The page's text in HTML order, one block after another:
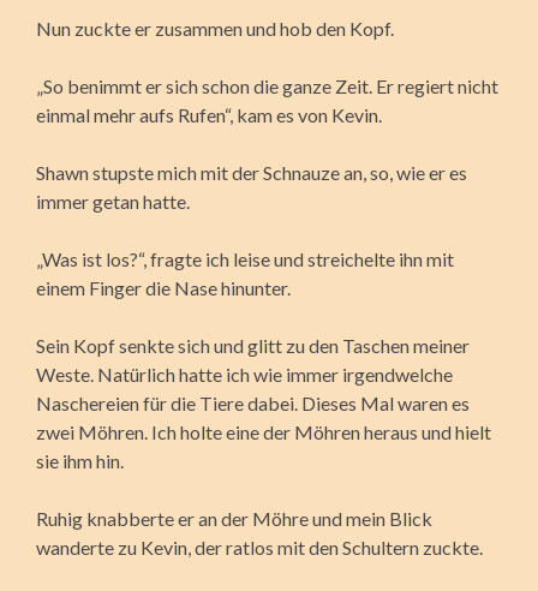
Nun zuckte er zusammen und hob den Kopf.
„So benimmt er sich schon die ganze Zeit. Er regiert nicht
einmal mehr aufs Rufen“, kam es von Kevin.
Shawn stupste mich mit der Schnauze an, so, wie er es
immer getan hatte.
„Was ist los?“, fragte ich leise und streichelte ihn mit
einem Finger die Nase hinunter.
Sein Kopf senkte sich und glitt zu den Taschen meiner
Weste. Natürlich hatte ich wie immer irgendwelche
Naschereien für die Tiere dabei. Dieses Mal waren es
zwei Möhren. Ich holte eine der Möhren heraus und hielt
sie ihm hin.
Ruhig knabberte er an der Möhre und mein Blick
wanderte zu Kevin, der ratlos mit den Schultern zuckte.